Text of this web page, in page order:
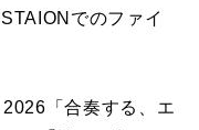
でのファイ
「合奏する、エ